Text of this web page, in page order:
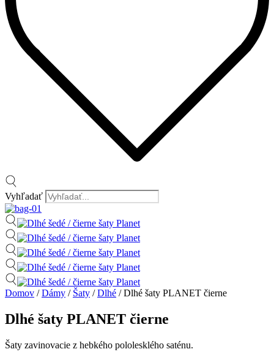
Vyhľadať
Domov /Dámy / Šaty /Dlhé / Dlhé šaty PLANET čierne
Dlhé šaty PLANET čierne
Šaty zavinovacie z hebkého pololesklého saténu.